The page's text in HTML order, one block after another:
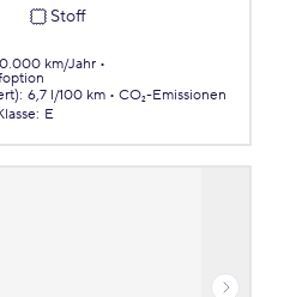
Stoff
km/Jahr
: 6,7 l/100 km
CO₂-Emissionen
: E